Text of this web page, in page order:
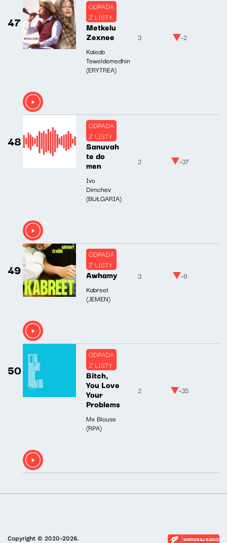
47
ODPADA
Z LISTY
Metkelu
Zexnee
Kaleab
Teweldemedhin
(ERYTREA)
3 -2
48
ODPADA
Z LISTY
Sanuvah
te do
men
Ivo
Dimchev
(BUŁGARIA)
2 -37
49
ODPADA
Z LISTY
Awhamy
Kabreet
(JEMEN)
3 -8
50
ODPADA
Z LISTY
Bitch,
You Love
Your
Problems
Mx Blouse
(RPA)
2 -35
Copyright © 2020-2026.
WSPIERAJ RADIO